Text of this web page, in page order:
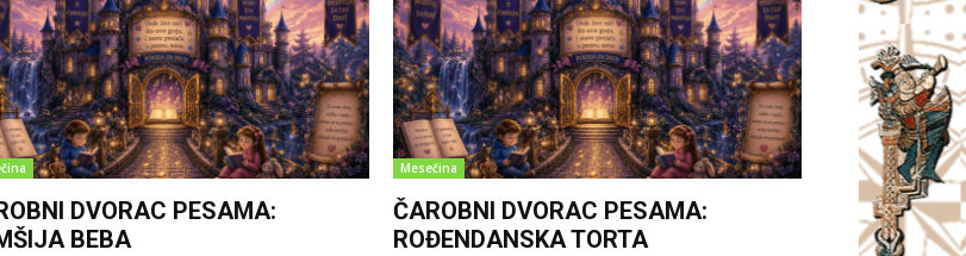
DVORAC PESAMA:
BEBA
Mesečina
ČAROBNI DVORAC PESAMA:
ROĐENDANSKA TORTA